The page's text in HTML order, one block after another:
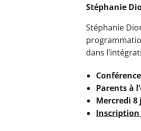
Stéphanie
Stéphanie
dans
Parents à
Mercredi 8